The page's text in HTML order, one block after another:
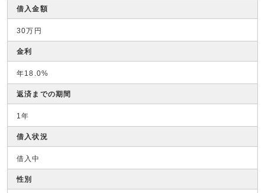
借入金額
30万円
金利
年18.0%
返済までの期間
1年
借入状況
借入中
性別